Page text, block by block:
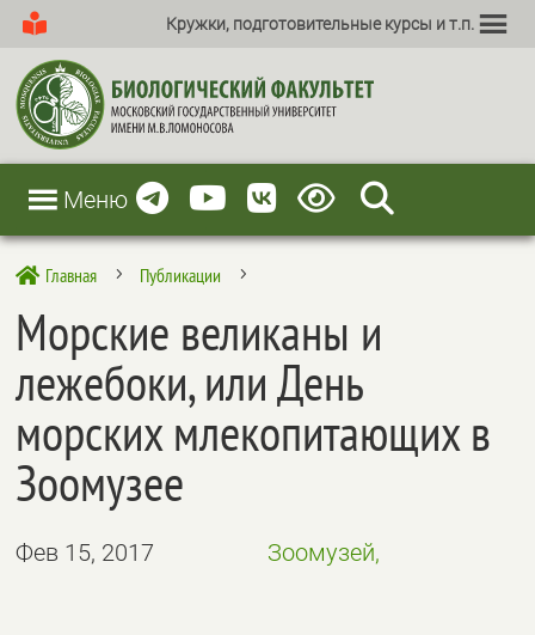
Кружки, подготовительные курсы и т.п.
Меню
 Главная 5 Публикации 5
Морские великаны и
лежебоки, или День
морских млекопитающих в
Зоомузее
Фев 15, 2017 Зоомузей,